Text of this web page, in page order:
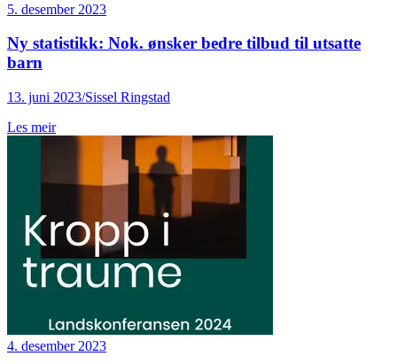
5. desember 2023
Ny statistikk: Nok. ønsker bedre tilbud til utsatte
barn
13. juni 2023/Sissel Ringstad
Les meir
4. desember 2023